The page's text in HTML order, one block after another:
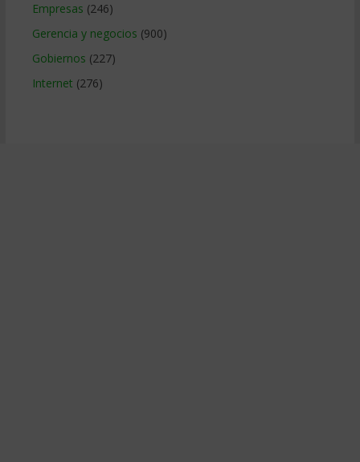
Empresas (246)
Gerencia y negocios (900)
Gobiernos (227)
Internet (276)